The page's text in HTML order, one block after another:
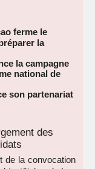
ferme le
la
la campagne
national de
son partenariat
des
de la convocation